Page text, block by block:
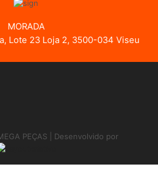
MORADA
Lote 23 Loja 2, 3500-034 Viseu
PEÇAS | Desenvolvido por